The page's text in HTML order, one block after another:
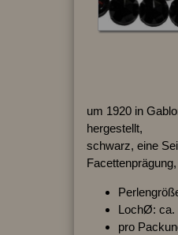
um 1920 in
hergestellt,
schwarz, eine
Facettenprägung,
LochØ: ca.
pro